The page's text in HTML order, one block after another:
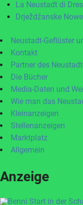
La Neustadt di
Drježdźanske
Neustadt-Geflüster
Kontakt
Partner des
Die Bücher
Media-Daten und
Wie man das
Kleinanzeigen
Stellenanzeigen
Marktplatz
Allgemein
Anzeige